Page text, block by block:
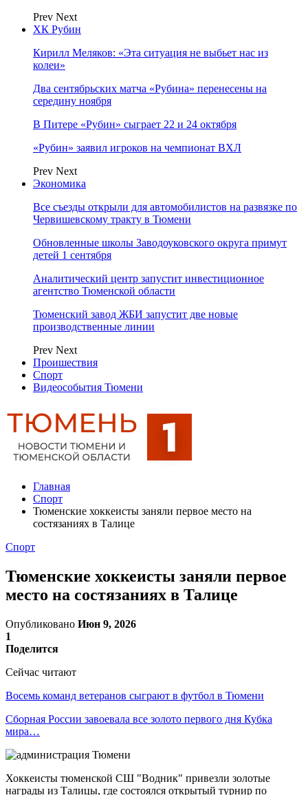
Prev Next
ХК Рубин
Кирилл Меляков: «Эта ситуация не выбьет нас из
колеи»
Два сентябрьских матча «Рубина» перенесены на
середину ноября
В Питере «Рубин» сыграет 22 и 24 октября
«Рубин» заявил игроков на чемпионат ВХЛ
Prev Next
Экономика
Все съезды открыли для автомобилистов на развязке по
Червишевскому тракту в Тюмени
Обновленные школы Заводоуковского округа примут
детей 1 сентября
Аналитический центр запустит инвестиционное
агентство Тюменской области
Тюменский завод ЖБИ запустит две новые
производственные линии
Prev Next
Проишествия
Спорт
Видеособытия Тюмени
Главная
Спорт
Тюменские хоккеисты заняли первое место на
состязаниях в Талице
Спорт
Тюменские хоккеисты заняли первое
место на состязаниях в Талице
Опубликовано Июн 9, 2026
1
Поделится
Сейчас читают
Восемь команд ветеранов сыграют в футбол в Тюмени
Сборная России завоевала все золото первого дня Кубка
мира…
Хоккеисты тюменской СШ "Водник" привезли золотые
награды из Талицы, где состоялся открытый турнир по